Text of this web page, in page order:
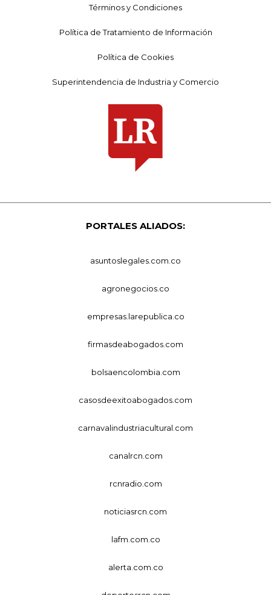
Términos y Condiciones
Política de Tratamiento de Información
Política de Cookies
Superintendencia de Industria y Comercio
PORTALES ALIADOS:
asuntoslegales.com.co
agronegocios.co
empresas.larepublica.co
firmasdeabogados.com
bolsaencolombia.com
casosdeexitoabogados.com
carnavalindustriacultural.com
canalrcn.com
rcnradio.com
noticiasrcn.com
lafm.com.co
alerta.com.co